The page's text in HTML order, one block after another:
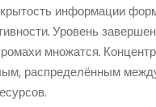
информации
Уровень
множатся.
распределённым